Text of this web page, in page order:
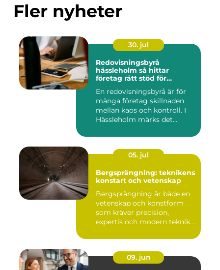
Fler nyheter
30. jul
Redovisningsbyrå
hässleholm så hittar
företag rätt stöd för
En redovisningsbyrå är för
många företag skillnaden
mellan kaos och kontroll. I
Hässleholm märks det...
05. jul
Bergsprängning: teknikens
konstart och vetenskap
Bergsprängning är både en
vetenskap och konstform
som kräver precision,
expertis och modern teknik.
09. jun